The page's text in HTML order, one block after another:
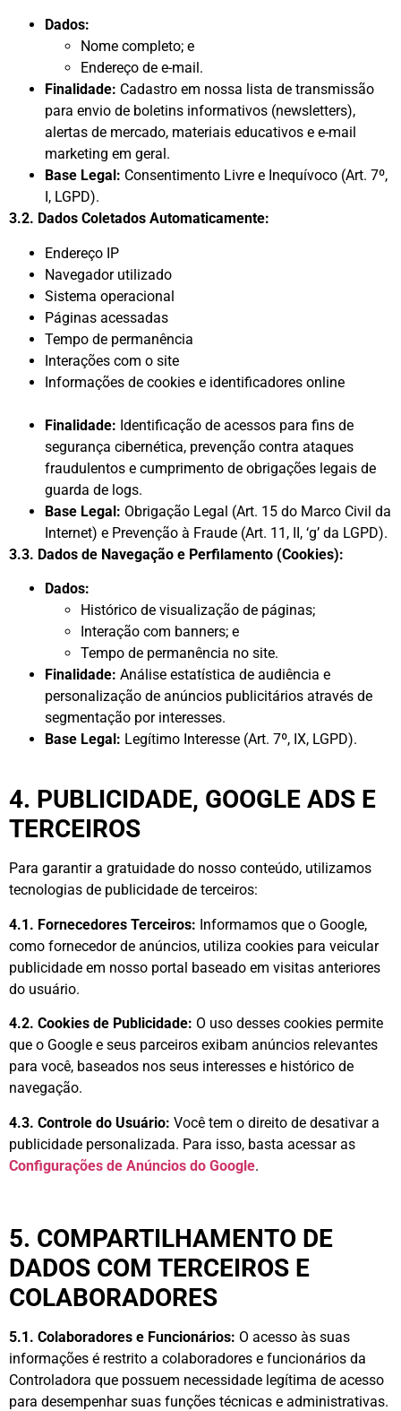
Dados:
Nome completo; e
Endereço de e-mail.
Finalidade: Cadastro em nossa lista de transmissão
para envio de boletins informativos (newsletters),
alertas de mercado, materiais educativos e e-mail
marketing em geral.
Base Legal: Consentimento Livre e Inequívoco (Art. 7º,
I, LGPD).
3.2. Dados Coletados Automaticamente:
Endereço IP
Navegador utilizado
Sistema operacional
Páginas acessadas
Tempo de permanência
Interações com o site
Informações de cookies e identificadores online
Finalidade: Identificação de acessos para fins de
segurança cibernética, prevenção contra ataques
fraudulentos e cumprimento de obrigações legais de
guarda de logs.
Base Legal: Obrigação Legal (Art. 15 do Marco Civil da
Internet) e Prevenção à Fraude (Art. 11, II, ‘g’ da LGPD).
3.3. Dados de Navegação e Perfilamento (Cookies):
Dados:
Histórico de visualização de páginas;
Interação com banners; e
Tempo de permanência no site.
Finalidade: Análise estatística de audiência e
personalização de anúncios publicitários através de
segmentação por interesses.
Base Legal: Legítimo Interesse (Art. 7º, IX, LGPD).
4. PUBLICIDADE, GOOGLE ADS E
TERCEIROS
Para garantir a gratuidade do nosso conteúdo, utilizamos
tecnologias de publicidade de terceiros:
4.1. Fornecedores Terceiros: Informamos que o Google,
como fornecedor de anúncios, utiliza cookies para veicular
publicidade em nosso portal baseado em visitas anteriores
do usuário.
4.2. Cookies de Publicidade: O uso desses cookies permite
que o Google e seus parceiros exibam anúncios relevantes
para você, baseados nos seus interesses e histórico de
navegação.
4.3. Controle do Usuário: Você tem o direito de desativar a
publicidade personalizada. Para isso, basta acessar as
Configurações de Anúncios do Google.
5. COMPARTILHAMENTO DE
DADOS COM TERCEIROS E
COLABORADORES
5.1. Colaboradores e Funcionários: O acesso às suas
informações é restrito a colaboradores e funcionários da
Controladora que possuem necessidade legítima de acesso
para desempenhar suas funções técnicas e administrativas.